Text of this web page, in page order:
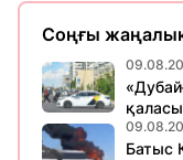
Соңғы
Батыс